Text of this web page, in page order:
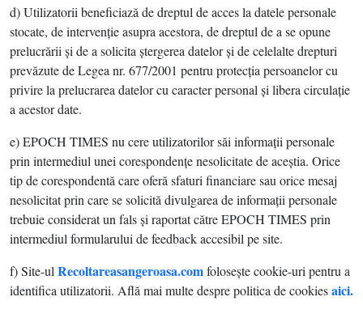
d) Utilizatorii beneficiază de dreptul de acces la datele personale
stocate, de intervenţie asupra acestora, de dreptul de a se opune
prelucrării şi de a solicita ştergerea datelor şi de celelalte drepturi
prevăzute de Legea nr. 677/2001 pentru protecţia persoanelor cu
privire la prelucrarea datelor cu caracter personal şi libera circulaţie
a acestor date.
e) EPOCH TIMES nu cere utilizatorilor săi informaţii personale
prin intermediul unei corespondenţe nesolicitate de aceştia. Orice
tip de corespondentă care oferă sfaturi financiare sau orice mesaj
nesolicitat prin care se solicită divulgarea de informaţii personale
trebuie considerat un fals şi raportat către EPOCH TIMES prin
intermediul formularului de feedback accesibil pe site.
f) Site-ul Recoltareasangeroasa.comfoloseşte cookie-uri pentru a
identifica utilizatorii. Află mai multe despre politica de cookiesaici.